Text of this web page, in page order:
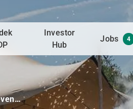
Investor
Hub
Jobs 4